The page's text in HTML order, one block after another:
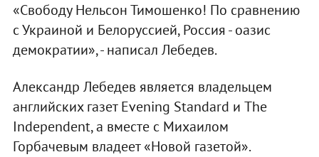
«Свободу Нельсон Тимошенко! По сравнению
с Украиной и Белоруссией, Россия - оазис
демократии», - написал Лебедев.
Александр Лебедев является владельцем
английских газет Evening Standard и The
Independent, а вместе с Михаилом
Горбачевым владеет «Новой газетой».